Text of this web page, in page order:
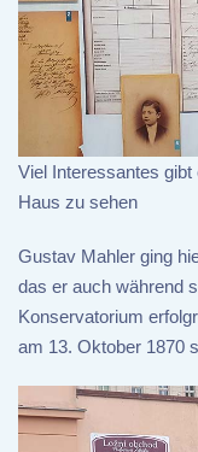
Viel Interessantes
Haus zu sehen
Gustav Mahler ging
das er auch während
Konservatorium
am 13. Oktober 1870